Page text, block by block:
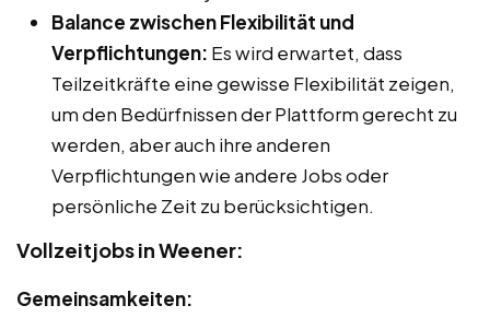
Balance zwischen Flexibilität und
Verpflichtungen: Es wird erwartet, dass
Teilzeitkräfte eine gewisse Flexibilität zeigen,
um den Bedürfnissen der Plattform gerecht zu
werden, aber auch ihre anderen
Verpflichtungen wie andere Jobs oder
persönliche Zeit zu berücksichtigen.
Vollzeitjobs in Weener:
Gemeinsamkeiten: